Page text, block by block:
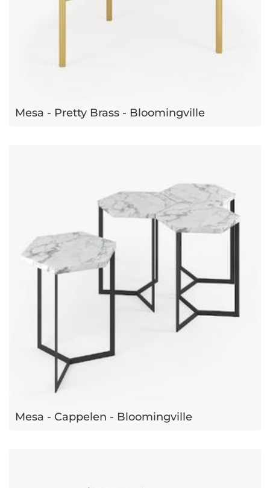
Mesa - Pretty Brass - Bloomingville
Mesa - Cappelen - Bloomingville